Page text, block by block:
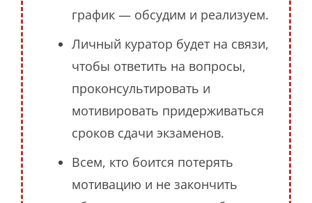
график — обсудим и реализуем.
Личный куратор будет на связи,
чтобы ответить на вопросы,
проконсультировать и
мотивировать придерживаться
сроков сдачи экзаменов.
Всем, кто боится потерять
мотивацию и не закончить